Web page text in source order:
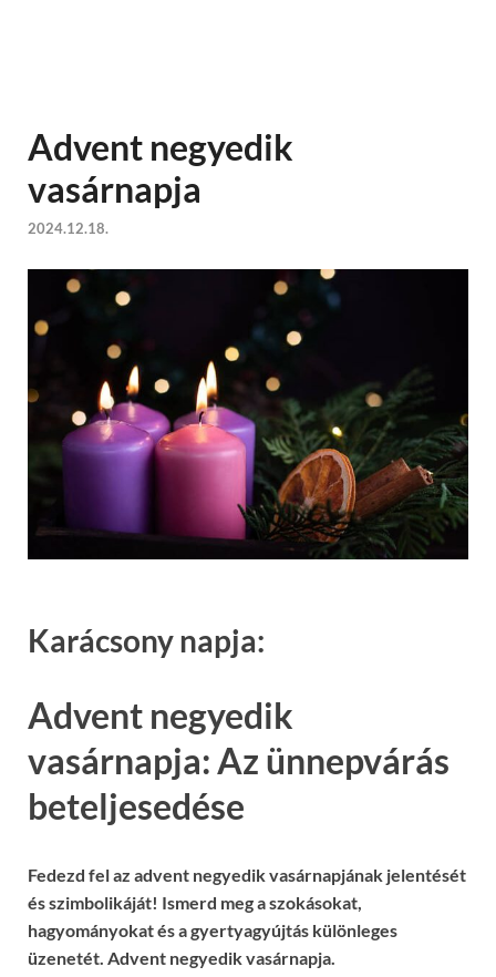
Advent negyedik
vasárnapja
2024.12.18.
Karácsony napja:
Advent negyedik
vasárnapja: Az ünnepvárás
beteljesedése
Fedezd fel az advent negyedik vasárnapjának jelentését
és szimbolikáját! Ismerd meg a szokásokat,
hagyományokat és a gyertyagyújtás különleges
üzenetét. Advent negyedik vasárnapja.